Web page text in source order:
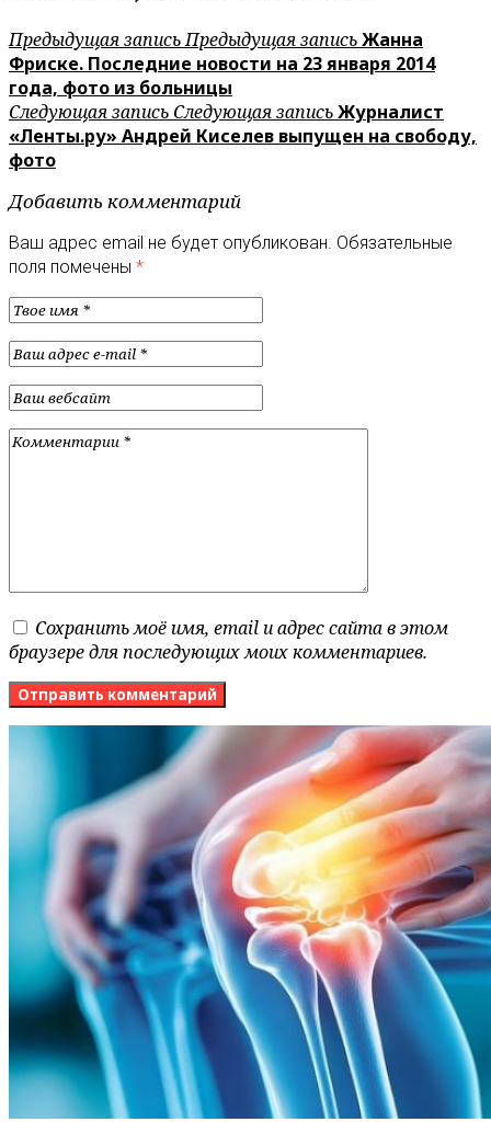
Предыдущая записьПредыдущая записьЖанна
Фриске. Последние новости на 23 января 2014
года, фото из больницы
Следующая запись Следующая записьЖурналист
«Ленты.ру» Андрей Киселев выпущен на свободу,
фото
Добавить комментарий
Ваш адрес email не будет опубликован. Обязательные
поля помечены *
Сохранить моё имя, email и адрес сайта в этом
браузере для последующих моих комментариев.